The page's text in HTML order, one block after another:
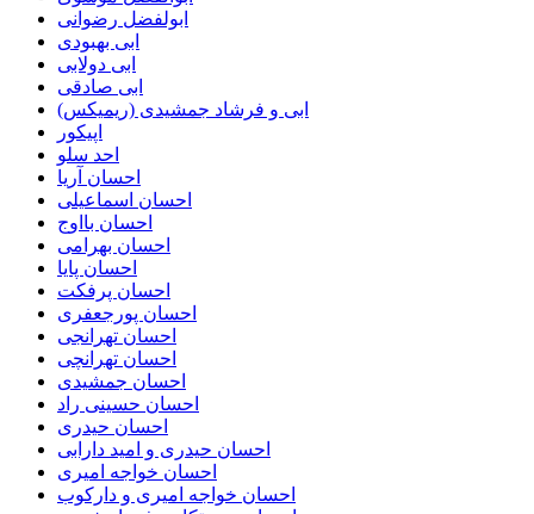
ابولفضل رضوانی
ابی بهبودی
ابی دولابی
ابی صادقی
ابی و فرشاد جمشیدی (ریمیکس)
اپیکور
احد سلو
احسان آریا
احسان اسماعیلی
احسان بااوج
احسان بهرامی
احسان پایا
احسان پرفکت
احسان پورجعفری
احسان تهرانجی
احسان تهرانچی
احسان جمشیدی
احسان حسینی راد
احسان حیدری
احسان حیدری و امید دارابی
احسان خواجه امیری
احسان خواجه امیری و دارکوب